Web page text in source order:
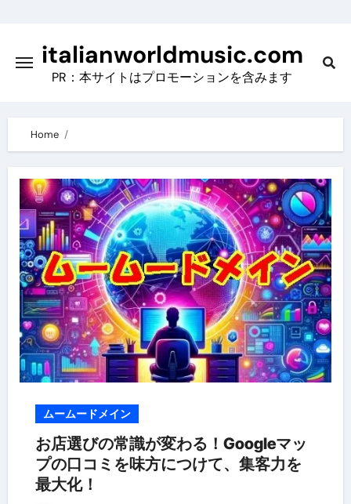
contentitalianworldmusic.com
PR：本サイトはプロモーションを含みます
Home
ムームードメイン
お店選びの常識が変わる！Googleマッ
プの口コミを味方につけて、集客力を
最大化！